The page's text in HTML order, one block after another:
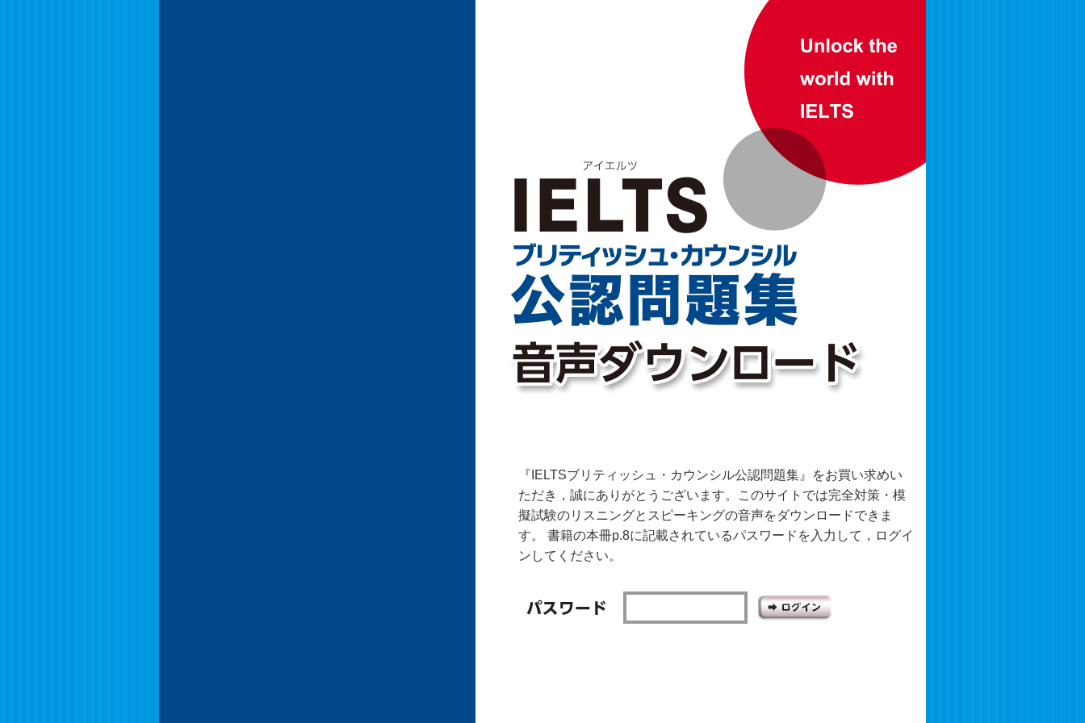
『IELTSブリティッシュ・カウンシル公認問題集』をお買い求めい
ただき，誠にありがとうございます。このサイトでは完全対策・模
擬試験のリスニングとスピーキングの音声をダウンロードできま
す。 書籍の本冊p.8に記載されているパスワードを入力して，ログイ
ンしてください。